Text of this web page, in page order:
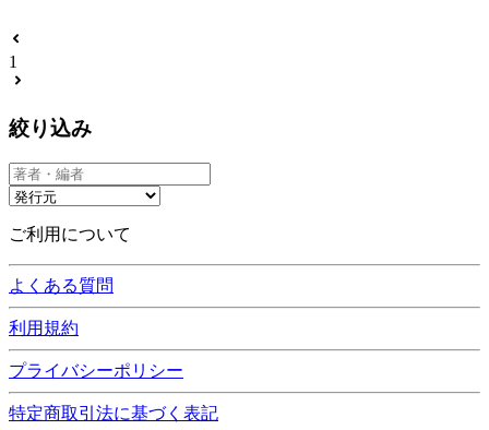
1
絞り込み
ご利用について
よくある質問
利用規約
プライバシーポリシー
特定商取引法に基づく表記